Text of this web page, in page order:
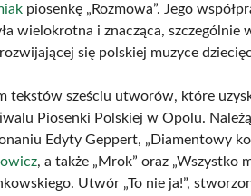
piosenkę „Rozmowa”. Jego
wielokrotna i znacząca, szczególnie
się polskiej muzyce
tekstów sześciu utworów, które
Piosenki Polskiej w Opolu.
Edyty Geppert, „Diamentowy
, a także „Mrok” oraz „Wszystko
Utwór „To nie ja!”,